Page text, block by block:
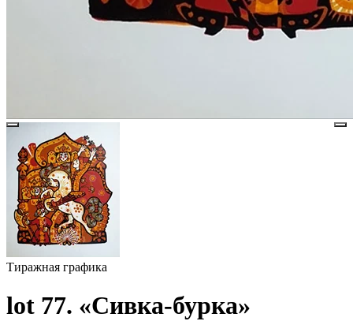
Тиражная графика
lot 77. «Сивка-бурка»